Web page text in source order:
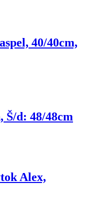
40/40cm,
Š/d: 48/48cm
Alex,